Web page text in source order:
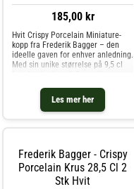
185,00 kr
Les mer her
Hvit Crispy Porcelain Miniature-
kopp fra Frederik Bagger – den
ideelle gaven for enhver anledning.
Med sin unike størrelse på 9,5 cl
sjarmerende telysholder, til å holde
krydder på kjøkkene
Frederik Bagger - Crispy
Porcelain Krus 28,5 Cl 2
Stk Hvit